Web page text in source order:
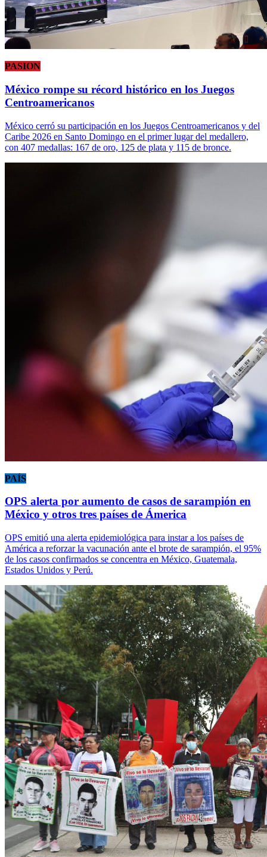
PASION
México rompe su récord histórico en los Juegos
Centroamericanos
México cerró su participación en los Juegos Centroamericanos y del
Caribe 2026 en Santo Domingo en el primer lugar del medallero,
con 407 medallas: 167 de oro, 125 de plata y 115 de bronce.
PAÍS
OPS alerta por aumento de casos de sarampión en
México y otros tres países de Ámerica
OPS emitió una alerta epidemiológica para instar a los países de
América a reforzar la vacunación ante el brote de sarampión, el 95%
de los casos confirmados se concentra en México, Guatemala,
Estados Unidos y Perú.